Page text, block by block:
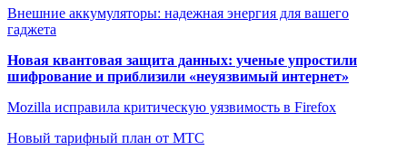
Внешние аккумуляторы: надежная энергия для вашего
гаджета
Новая квантовая защита данных: ученые упростили
шифрование и приблизили «неуязвимый интернет»
Mozilla исправила критическую уязвимость в Firefox
Новый тарифный план от МТС